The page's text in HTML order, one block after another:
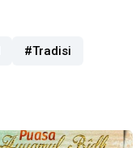
#Tradisi